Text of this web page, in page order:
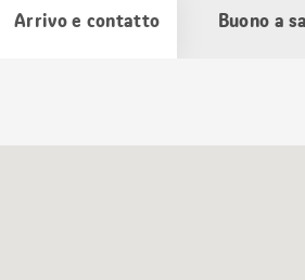
Arrivo e contatto Buono a